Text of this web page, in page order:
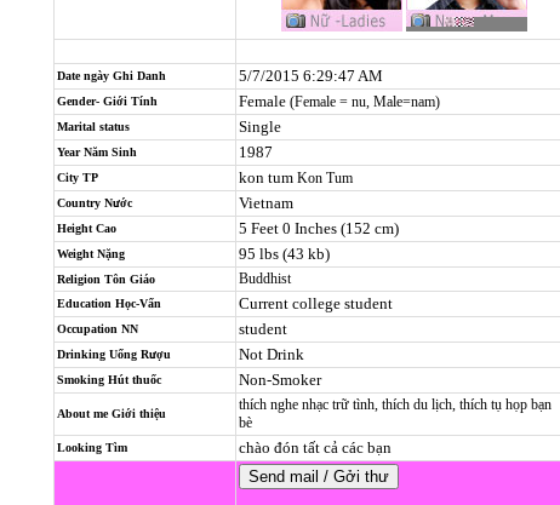
Date ngày Ghi Danh 5/7/2015 6:29:47 AM
Gender- Giới Tính Female (Female = nu, Male=nam)
Marital status Single
Year Năm Sinh 1987
City TP kon tum Kon Tum
Country Nước Vietnam
Height Cao 5 Feet 0 Inches (152 cm)
Weight Nặng 95 lbs (43 kb)
Religion Tôn Giáo Buddhist
Education Học-Vấn Current college student
Occupation NN student
Drinking Uống Rượu Not Drink
Smoking Hút thuốc Non-Smoker
About me Giới thiệu
thích nghe nhạc trữ tình, thích du lịch, thích tụ họp bạn
bè
Looking Tìm chào đón tất cả các bạn